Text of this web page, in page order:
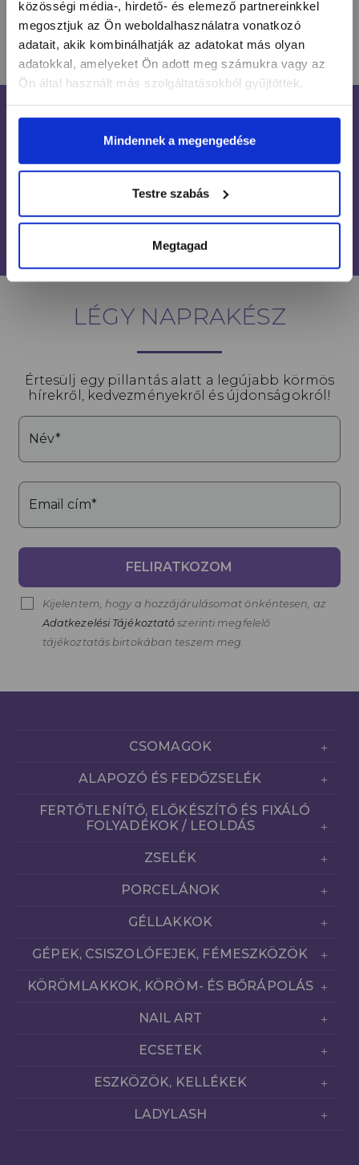
közösségi média-, hirdető- és elemező partnereinkkel
megosztjuk az Ön weboldalhasználatra vonatkozó
adatait, akik kombinálhatják az adatokat más olyan
adatokkal, amelyeket Ön adott meg számukra vagy az
Ön által használt más szolgáltatásokból gyűjtöttek.
Mindennek a megengedése
Testre szabás
Megtagad
HASONLÓ TERMÉKEK
INGYENES SZÁLLÍTÁS
24 990 FT FELETT
ÜGYFÉLSZOLGÁLAT
7-15H TELEFONON, EMAILBEN
100% BIZTONSÁGOS
ONLINE VÁSÁRLÁS
LÉGY NAPRAKÉSZ
Értesülj egy pillantás alatt a legújabb körmös
hírekről, kedvezményekről és újdonságokról!
Név*
Email cím*
FELIRATKOZOM
Kijelentem, hogy a hozzájárulásomat önkéntesen, az
Adatkezelési Tájékoztató szerinti megfelelő
tájékoztatás birtokában teszem meg.
CSOMAGOK
ALAPOZÓ ÉS FEDŐZSELÉK
FERTŐTLENÍTŐ, ELŐKÉSZÍTŐ ÉS FIXÁLÓ
FOLYADÉKOK / LEOLDÁS
ZSELÉK
PORCELÁNOK
GÉLLAKKOK
GÉPEK, CSISZOLÓFEJEK, FÉMESZKÖZÖK
KÖRÖMLAKKOK, KÖRÖM- ÉS BŐRÁPOLÁS
NAIL ART
ECSETEK
ESZKÖZÖK, KELLÉKEK
LADYLASH